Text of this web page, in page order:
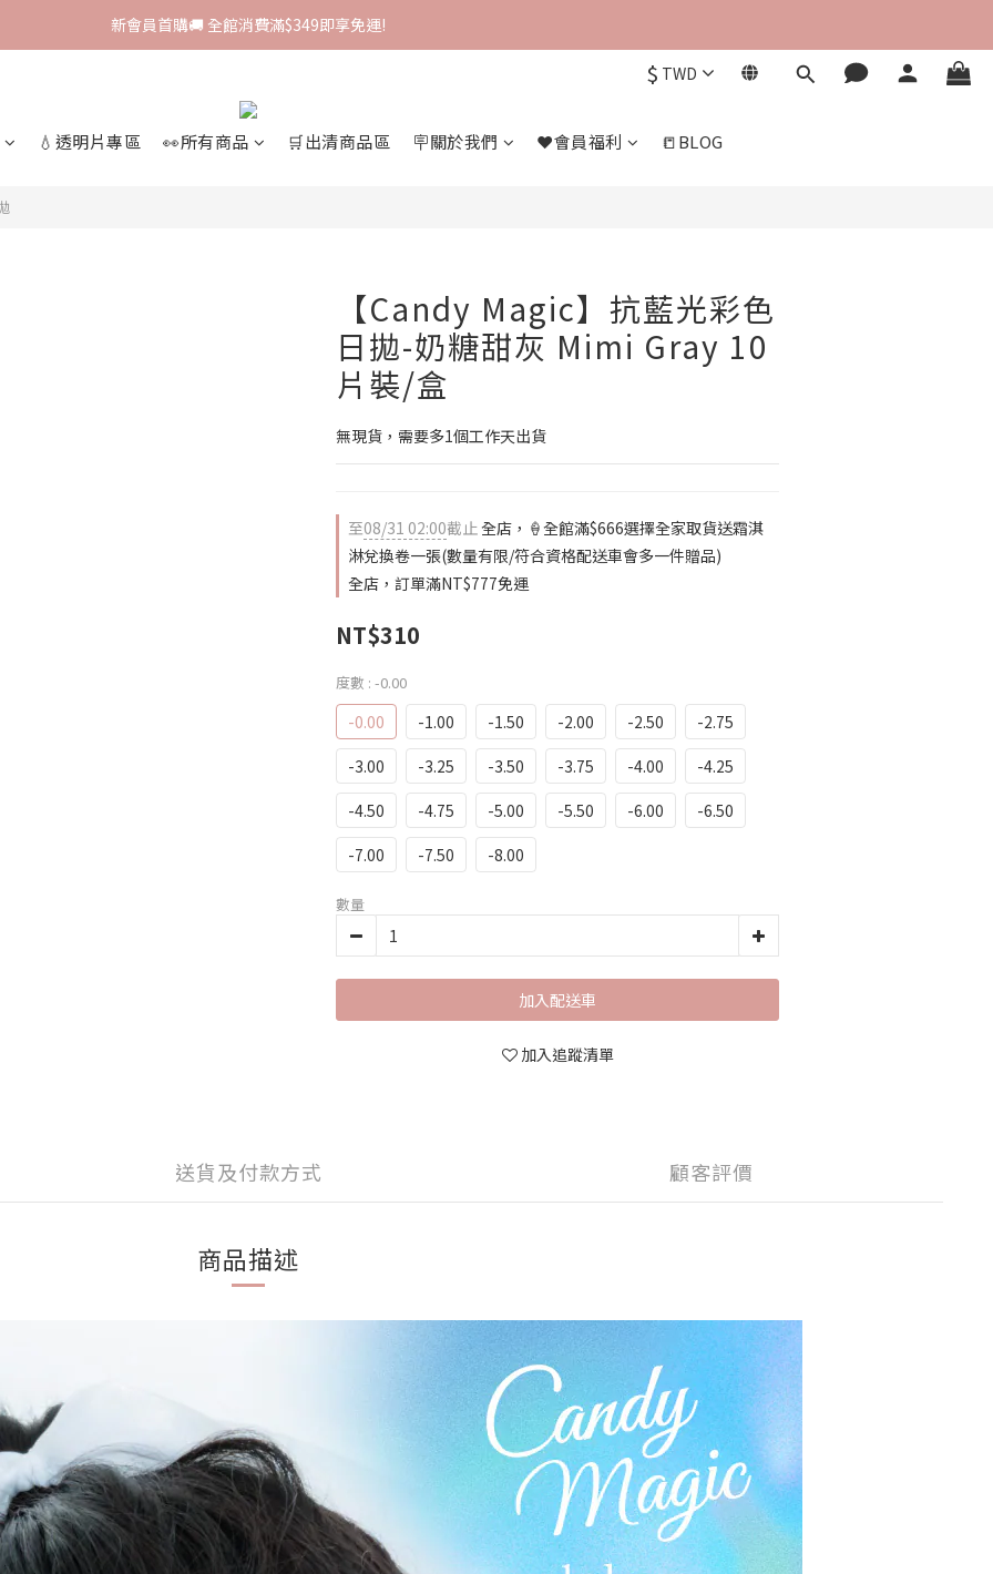
新會員首購🚚 全館消費滿$349即享免運!
新會員首購🚚 全館消費滿$349即享免運!
會員專屬集點🧚🏻‍♀ 新加入即領$200購物金!
$ TWD
💧透明片專區 👀所有商品 🛒出清商品區 🪧關於我們 ❤️會員福利 📒BLOG
【Candy Magic】抗藍光彩色
日拋-奶糖甜灰 Mimi Gray 10
片裝/盒
無現貨，需要多1個工作天出貨
至08/31 02:00截止全店，🍦全館滿$666選擇全家取貨送霜淇
淋兌換卷一張(數量有限/符合資格配送車會多一件贈品)
全店，訂單滿NT$777免運
NT$310
度數 : -0.00
-0.00 -1.00 -1.50 -2.00 -2.50
-2.75
-3.00
-3.25 -3.50 -3.75 -4.00
-4.25
-4.50
-4.75 -5.00 -5.50 -6.00
-6.50
-7.00
-7.50 -8.00
數量
加入配送車
加入追蹤清單
送貨及付款方式 顧客評價
商品描述